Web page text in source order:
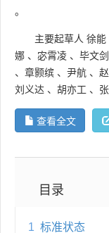
。
主要起草人 徐能
娜 、 宓霄凌 、 毕文剑
、 章颢缤 、 尹航 、
刘义达 、 胡亦工 、
查看全文
目录
1 标准状态